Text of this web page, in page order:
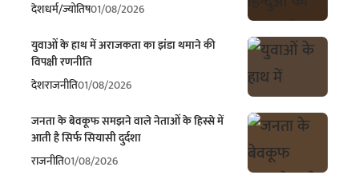
देशधर्म/ज्योतिष01/08/2026
युवाओं के हाथ में अराजकता का झंडा थमाने की
विपक्षी रणनीति
देशराजनीति01/08/2026
जनता के बेवकूफ समझने वाले नेताओं के हिस्से में
आती है सिर्फ सियासी दुर्दशा
राजनीति01/08/2026